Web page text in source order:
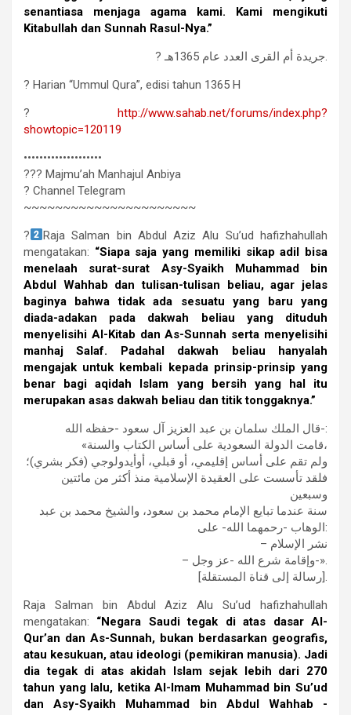
senantiasa menjaga agama kami. Kami mengikuti
Kitabullah dan Sunnah Rasul-Nya.”
? جريدة أم القرى العدد عام 1365هـ.
? Harian “Ummul Qura”, edisi tahun 1365 H
? http://www.sahab.net/forums/index.php?
showtopic=120119
••••••••••••••••••••
??? Majmu’ah Manhajul Anbiya
? Channel Telegram
~~~~~~~~~~~~~~~~~~~~~~
?
Raja Salman bin Abdul Aziz Alu Su’ud hafizhahullah
mengatakan: “Siapa saja yang memiliki sikap adil bisa
menelaah surat-surat Asy-Syaikh Muhammad bin
Abdul Wahhab dan tulisan-tulisan beliau, agar jelas
baginya bahwa tidak ada sesuatu yang baru yang
diada-adakan pada dakwah beliau yang dituduh
menyelisihi Al-Kitab dan As-Sunnah serta menyelisihi
manhaj Salaf. Padahal dakwah beliau hanyalah
mengajak untuk kembali kepada prinsip-prinsip yang
benar bagi aqidah Islam yang bersih yang hal itu
merupakan asas dakwah beliau dan titik tonggaknya.”
ﻗﺎﻝ ﺍﻟﻤﻠﻚ ﺳﻠﻤﺎﻥ ﺑﻦ ﻋﺒﺪ ﺍﻟﻌﺰﻳﺰ ﺁﻝ ﺳﻌﻮﺩ -ﺣﻔﻈﻪ ﺍﻟﻠﻪ-:
«ﻗﺎﻣﺖ ﺍﻟﺪﻭﻟﺔ ﺍﻟﺴﻌﻮﺩﻳﺔ ﻋﻠﻰ ﺃﺳﺎﺱ ﺍﻟﻜﺘﺎﺏ ﻭﺍﻟﺴﻨﺔ،
ﻭﻟﻢ ﺗﻘﻢ ﻋﻠﻰ ﺃﺳﺎﺱ ﺇﻗﻠﻴﻤﻲ، ﺃﻭ ﻗﺒﻠﻲ، ﺃﻭﺃﻳﺪﻭﻟﻮﺟﻲ (ﻓﻜﺮ ﺑﺸﺮي)؛
ﻓﻠﻘﺪ ﺗﺄﺳﺴﺖ ﻋﻠﻰ ﺍﻟﻌﻘﻴﺪﺓ ﺍﻹﺳﻼﻣﻴﺔ ﻣﻨﺬ ﺃﻛﺜﺮ ﻣﻦ ﻣﺎﺋﺘﻴﻦ
ﻭﺳﺒﻌﻴﻦ
ﺳﻨﺔ ﻋﻨﺪﻣﺎ ﺗﺒﺎﻳﻊ ﺍﻹﻣﺎﻡ ﻣﺤﻤﺪ ﺑﻦ ﺳﻌﻮﺩ، ﻭﺍﻟﺸﻴﺦ ﻣﺤﻤﺪ ﺑﻦ ﻋﺒﺪ
ﺍﻟﻮﻫﺎﺏ -ﺭﺣﻤﻬﻤﺎ ﺍﻟﻠﻪ- ﻋﻠﻰ:
– ﻧﺸﺮ ﺍﻹﺳﻼﻡ
– ﻭﺇﻗﺎﻣﺔ ﺷﺮﻉ ﺍﻟﻠﻪ -ﻋﺰ ﻭﺟﻞ-».
[ﺭﺳﺎﻟﺔ ﺇﻟﻰ ﻗﻨﺎﺓ ﺍﻟﻤﺴﺘﻘﻠﺔ].
Raja Salman bin Abdul Aziz Alu Su’ud hafizhahullah
mengatakan: “Negara Saudi tegak di atas dasar Al-
Qur’an dan As-Sunnah, bukan berdasarkan geografis,
atau kesukuan, atau ideologi (pemikiran manusia). Jadi
dia tegak di atas akidah Islam sejak lebih dari 270
tahun yang lalu, ketika Al-Imam Muhammad bin Su’ud
dan Asy-Syaikh Muhammad bin Abdul Wahhab -